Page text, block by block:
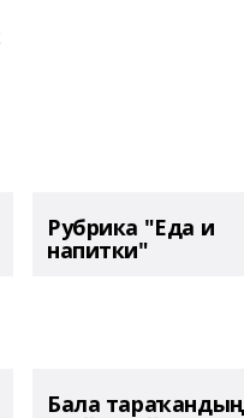
Рубрика "Еда и
напитки"
Бала тараҡандың